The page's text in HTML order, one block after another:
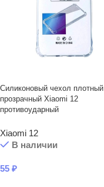
Силиконовый чехол плотный
прозрачный Xiaomi 12
противоударный
Xiaomi 12
В наличии
55 ₽